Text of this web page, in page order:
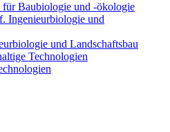
Baubiologie und -ökologie
und Landschaftsbau